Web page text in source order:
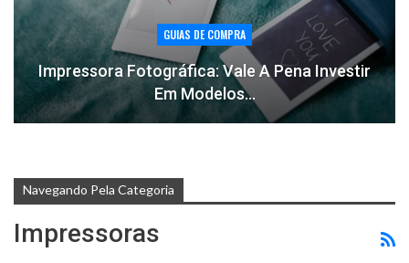
GUIAS DE COMPRA
Impressora Fotográfica: Vale A Pena Investir
Em Modelos…
Navegando Pela Categoria
Impressoras